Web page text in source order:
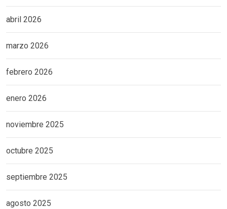
abril 2026
marzo 2026
febrero 2026
enero 2026
noviembre 2025
octubre 2025
septiembre 2025
agosto 2025